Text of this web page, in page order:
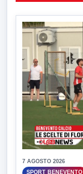
7 AGOSTO 2026
SPORT BENEVENTO